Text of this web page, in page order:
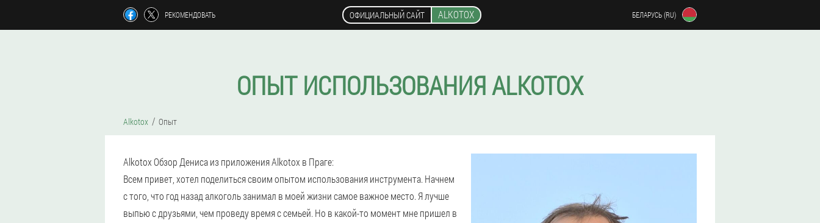
РЕКОМЕНДОВАТЬ ОФИЦИАЛЬНЫЙ САЙТ ALKOTOX БЕЛАРУСЬ (RU)
ОПЫТ ИСПОЛЬЗОВАНИЯ ALKOTOX
Alkotox Опыт
Alkotox Обзор Дениса из приложения Alkotox в Праге:
Всем привет, хотел поделиться своим опытом использования инструмента. Начнем
с того, что год назад алкоголь занимал в моей жизни самое важное место. Я лучше
выпью с друзьями, чем проведу время с семьей. Но в какой-то момент мне пришел в